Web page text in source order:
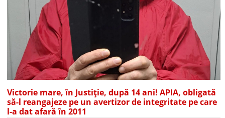
Victorie mare, în Justiție, după 14 ani! APIA, obligată
să-l reangajeze pe un avertizor de integritate pe care
l-a dat afară în 2011